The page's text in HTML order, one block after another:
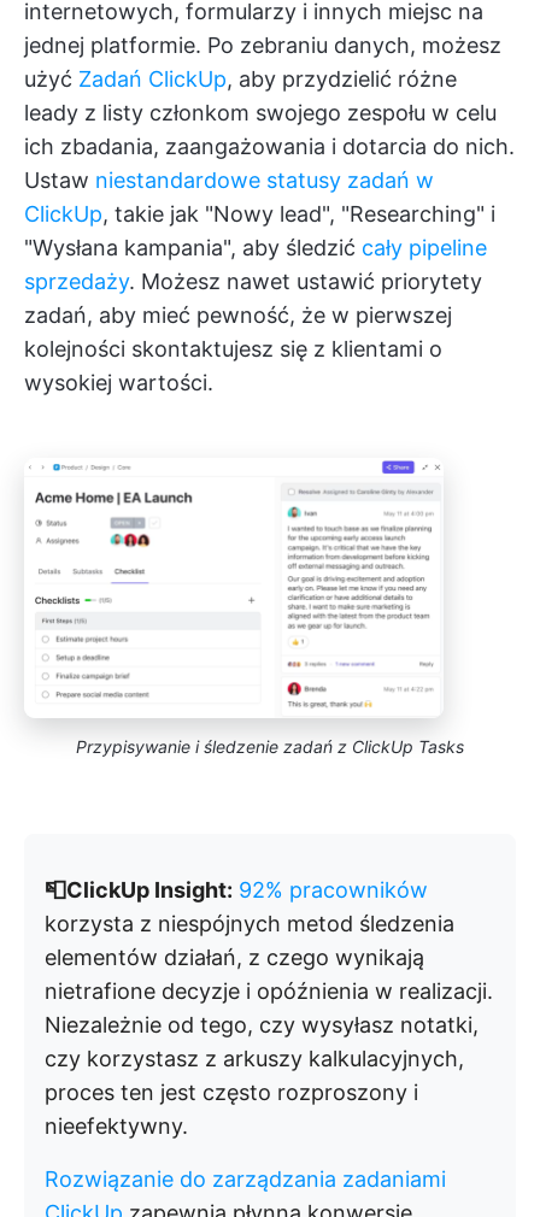
internetowych, formularzy i innych miejsc na
jednej platformie. Po zebraniu danych, możesz
użyć Zadań ClickUp, aby przydzielić różne
leady z listy członkom swojego zespołu w celu
ich zbadania, zaangażowania i dotarcia do nich.
Ustaw niestandardowe statusy zadań w
ClickUp, takie jak "Nowy lead", "Researching" i
"Wysłana kampania", aby śledzić cały pipeline
sprzedaży. Możesz nawet ustawić priorytety
zadań, aby mieć pewność, że w pierwszej
kolejności skontaktujesz się z klientami o
wysokiej wartości.
Przypisywanie i śledzenie zadań z ClickUp Tasks
📮ClickUp Insight: 92% pracowników
korzysta z niespójnych metod śledzenia
elementów działań, z czego wynikają
nietrafione decyzje i opóźnienia w realizacji.
Niezależnie od tego, czy wysyłasz notatki,
czy korzystasz z arkuszy kalkulacyjnych,
proces ten jest często rozproszony i
nieefektywny.
Rozwiązanie do zarządzania zadaniami